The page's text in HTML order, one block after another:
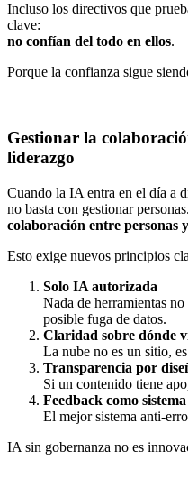
Incluso los directivos que
clave:
no confían del todo en ellos.
Porque la confianza sigue
Gestionar la
liderazgo
Cuando la IA entra en el día a
no basta con gestionar
colaboración entre personas
Esto exige nuevos principios
Solo IA autorizada
Nada de herramientas
posible fuga de datos.
Claridad sobre dónde
La nube no es un sitio,
Transparencia por
Si un contenido tiene
Feedback como
El mejor sistema anti-
IA sin gobernanza no es